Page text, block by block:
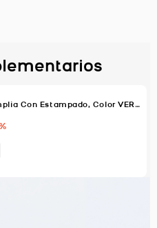
Camiseta Amplia Con Estampado, Color VERDE AGUA Para Mujer